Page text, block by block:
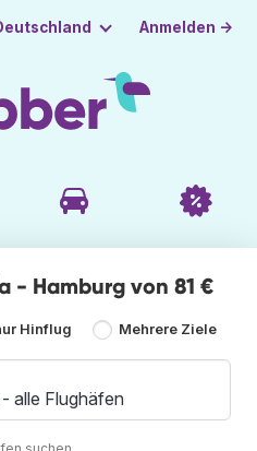
Anmelden →
- Hamburg von 81 €
Hinflug Mehrere Ziele